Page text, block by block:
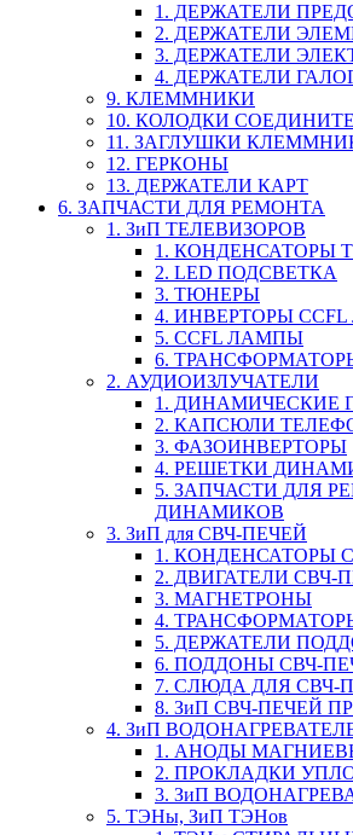
1. ДЕРЖАТЕЛИ
2. ДЕРЖАТЕЛИ
3. ДЕРЖАТЕЛИ
4. ДЕРЖАТЕЛИ
9. КЛЕММНИКИ
10. КОЛОДКИ
11. ЗАГЛУШКИ
12. ГЕРКОНЫ
13. ДЕРЖАТЕЛИ КАРТ
6. ЗАПЧАСТИ ДЛЯ РЕМОНТА
1. ЗиП ТЕЛЕВИЗОРОВ
1. КОНДЕНСАТОРЫ
2. LED ПОДСВЕТКА
3. ТЮНЕРЫ
4. ИНВЕРТОРЫ
5. CCFL ЛАМПЫ
6.
2. АУДИОИЗЛУЧАТЕЛИ
1. ДИНАМИЧЕСКИЕ
2. КАПСЮЛИ
3. ФАЗОИНВЕРТОРЫ
4. РЕШЕТКИ
5. ЗАПЧАСТИ ДЛЯ
ДИНАМИКОВ
3. ЗиП для СВЧ-ПЕЧЕЙ
1. КОНДЕНСАТОРЫ
2. ДВИГАТЕЛИ СВЧ-
3. МАГНЕТРОНЫ
4.
5. ДЕРЖАТЕЛИ
6. ПОДДОНЫ СВЧ-
7. СЛЮДА ДЛЯ СВЧ-
8. ЗиП СВЧ-ПЕЧЕЙ
4. ЗиП
1. АНОДЫ
2. ПРОКЛАДКИ
3. ЗиП
5. ТЭНы, ЗиП ТЭНов